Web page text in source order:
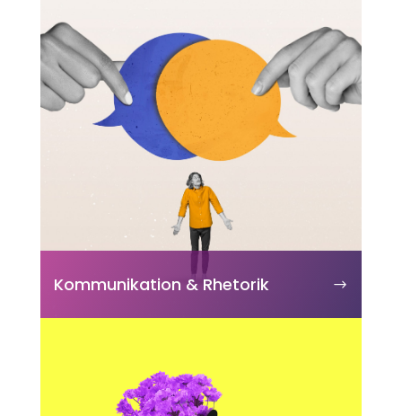
Kommunikation & Rhetorik